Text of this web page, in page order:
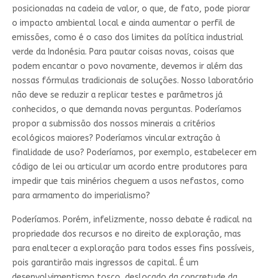
posicionadas na cadeia de valor, o que, de fato, pode piorar
o impacto ambiental local e ainda aumentar o perfil de
emissões, como é o caso dos limites da política industrial
verde da Indonésia. Para pautar coisas novas, coisas que
podem encantar o povo novamente, devemos ir além das
nossas fórmulas tradicionais de soluções. Nosso laboratório
não deve se reduzir a replicar testes e parâmetros já
conhecidos, o que demanda novas perguntas. Poderíamos
propor a submissão dos nossos minerais a critérios
ecológicos maiores? Poderíamos vincular extração à
finalidade de uso? Poderíamos, por exemplo, estabelecer em
código de lei ou articular um acordo entre produtores para
impedir que tais minérios cheguem a usos nefastos, como
para armamento do imperialismo?
Poderíamos. Porém, infelizmente, nosso debate é radical na
propriedade dos recursos e no direito de exploração, mas
para enaltecer a exploração para todos esses fins possíveis,
pois garantirão mais ingressos de capital. É um